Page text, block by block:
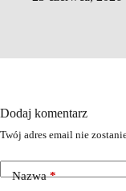
Dodaj komentarz
Twój adres email nie
Nazwa*